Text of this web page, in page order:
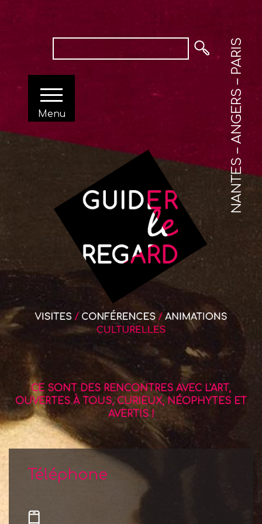
NANTES – ANGERS – PARIS
Menu
CE SONT DES RENCONTRES AVEC L'ART,
OUVERTES À TOUS, CURIEUX, NÉOPHYTES ET
AVERTIS !
Téléphone